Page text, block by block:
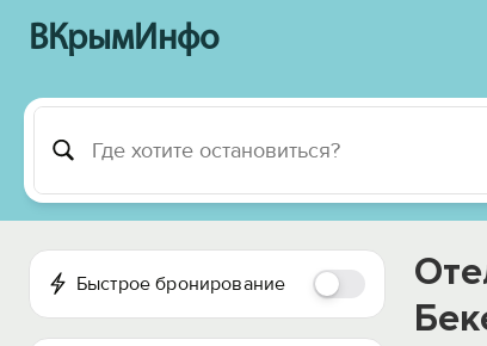
ВКрымИнфо
Быстрое бронирование